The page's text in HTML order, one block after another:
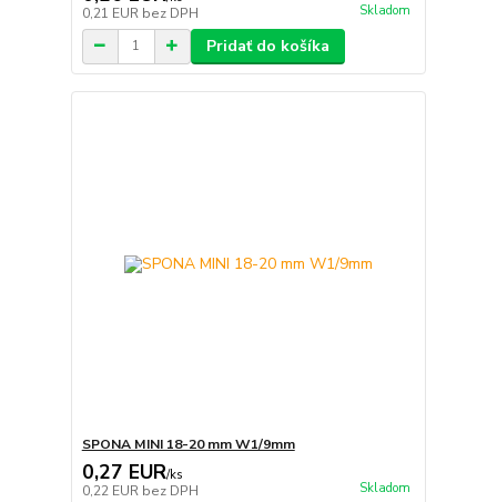
0,21 EUR bez DPH Skladom
Pridať do košíka
SPONA MINI 18-20 mm W1/9mm
0,27 EUR/ks
0,22 EUR bez DPH Skladom